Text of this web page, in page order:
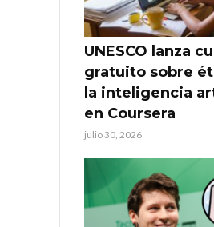
UNESCO lanza
gratuito sobre
la inteligencia
en Coursera
julio 30, 2026